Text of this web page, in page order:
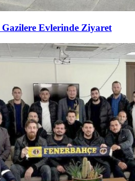
Evlerinde Ziyaret